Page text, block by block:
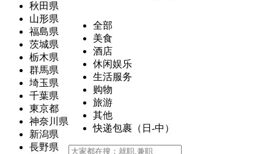
秋田県
山形県
福島県
茨城県
栃木県
群馬県
埼玉県
千葉県
東京都
神奈川県
新潟県
長野県
全部
美食
酒店
休闲娱乐
生活服务
购物
旅游
其他
快递包裹（日-中）